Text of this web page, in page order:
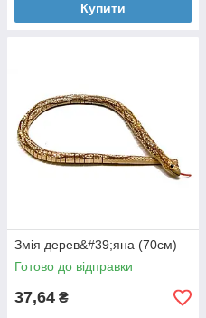
Купити
Змія дерев&#39;яна (70см)
Готово до відправки
37,64 ₴